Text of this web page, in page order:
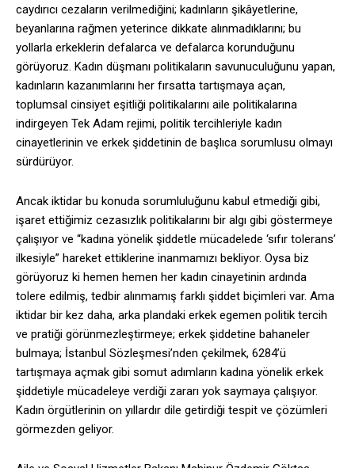
caydırıcı cezaların verilmediğini; kadınların şikâyetlerine,
beyanlarına rağmen yeterince dikkate alınmadıklarını; bu
yollarla erkeklerin defalarca ve defalarca korunduğunu
görüyoruz. Kadın düşmanı politikaların savunuculuğunu yapan,
kadınların kazanımlarını her fırsatta tartışmaya açan,
toplumsal cinsiyet eşitliği politikalarını aile politikalarına
indirgeyen Tek Adam rejimi, politik tercihleriyle kadın
cinayetlerinin ve erkek şiddetinin de başlıca sorumlusu olmayı
sürdürüyor.
Ancak iktidar bu konuda sorumluluğunu kabul etmediği gibi,
işaret ettiğimiz cezasızlık politikalarını bir algı gibi göstermeye
çalışıyor ve “kadına yönelik şiddetle mücadelede ‘sıfır tolerans’
ilkesiyle” hareket ettiklerine inanmamızı bekliyor. Oysa biz
görüyoruz ki hemen hemen her kadın cinayetinin ardında
tolere edilmiş, tedbir alınmamış farklı şiddet biçimleri var. Ama
iktidar bir kez daha, arka plandaki erkek egemen politik tercih
ve pratiği görünmezleştirmeye; erkek şiddetine bahaneler
bulmaya; İstanbul Sözleşmesi’nden çekilmek, 6284’ü
tartışmaya açmak gibi somut adımların kadına yönelik erkek
şiddetiyle mücadeleye verdiği zararı yok saymaya çalışıyor.
Kadın örgütlerinin on yıllardır dile getirdiği tespit ve çözümleri
görmezden geliyor.